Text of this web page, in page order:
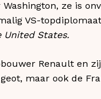
ze is
VS-
United States.
Renault en
maar ook de